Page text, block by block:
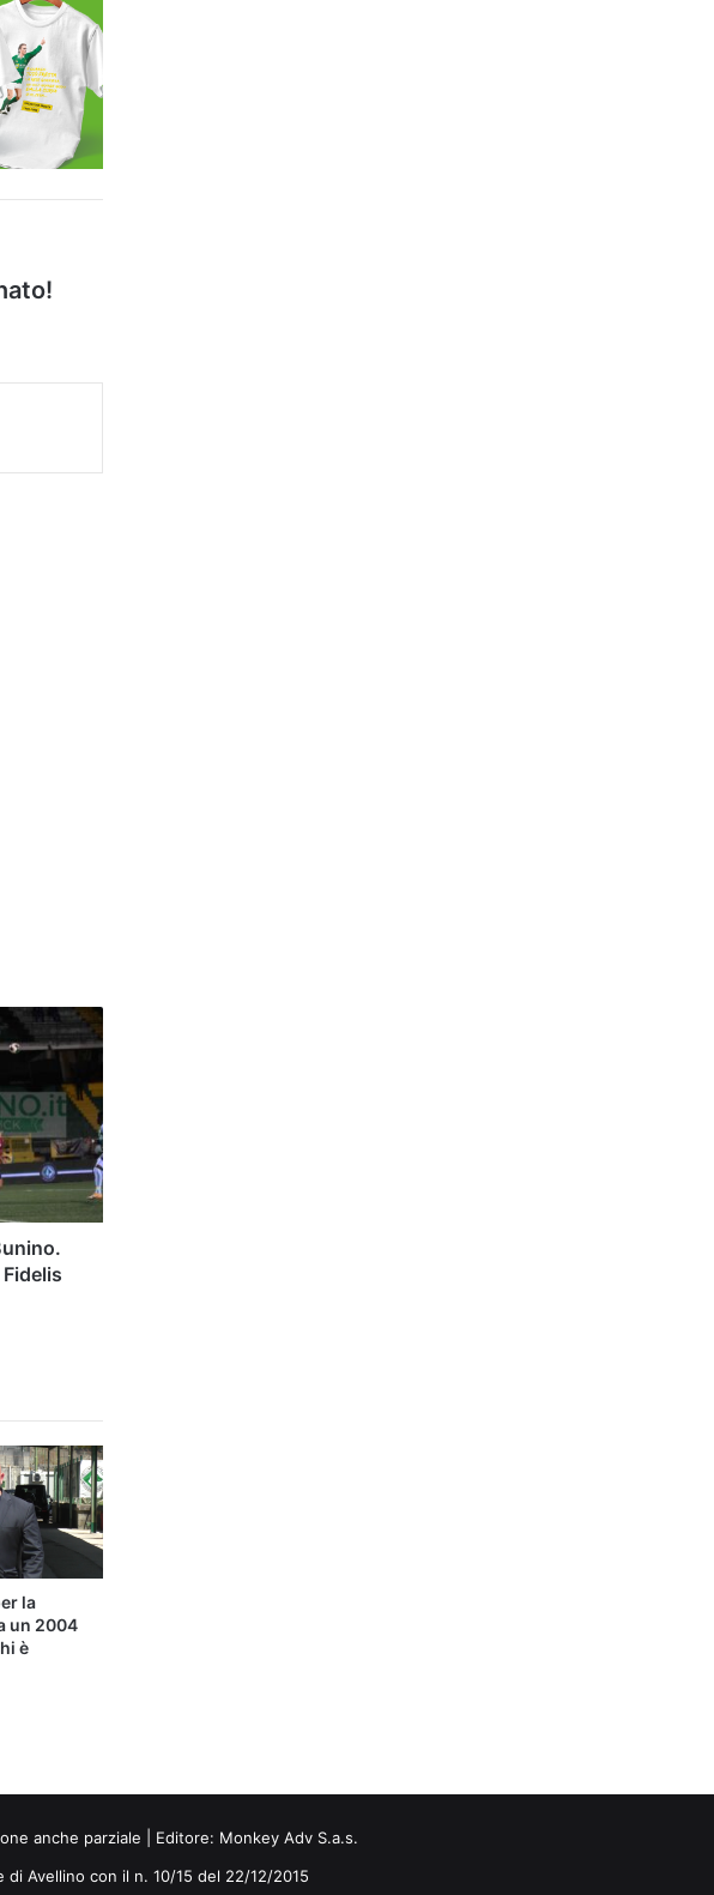
la
un 2004
è
anche parziale | Editore: Monkey Adv S.a.s.
Avellino con il n. 10/15 del 22/12/2015